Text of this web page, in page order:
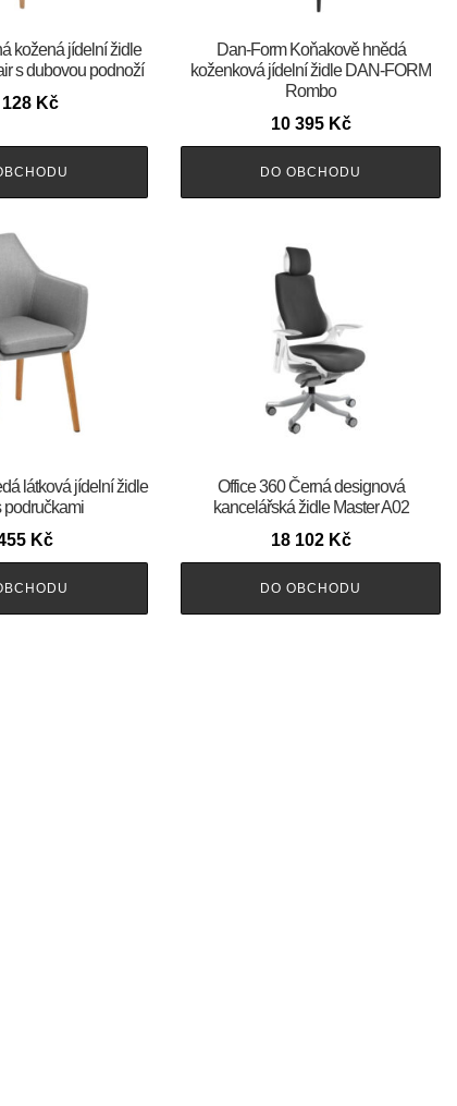
kožená jídelní židle
s dubovou podnoží
Kč
​​​​​Dan-Form Koňakově hnědá
koženková jídelní židle DAN-FORM
Rombo
10 395 Kč
DO OBCHODU
látková jídelní židle
područkami
Kč
Office 360 Černá designová
kancelářská židle Master A02
18 102 Kč
DO OBCHODU